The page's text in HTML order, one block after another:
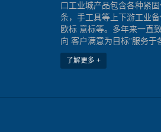
口工业城产品包含各种紧
条，手工具等上下游工业
欧标 意标等。多年来一直
向 客户满意为目标”服务于
了解更多 +